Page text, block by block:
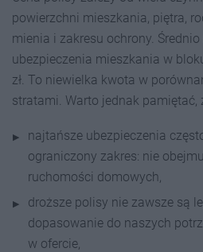
powierzchni mieszkania, piętra,
mienia i zakresu ochrony.
ubezpieczenia mieszkania w
zł. To niewielka kwota w
stratami. Warto jednak pamiętać,
najtańsze ubezpieczenia
ograniczony zakres: nie
ruchomości domowych,
droższe polisy nie zawsze są
dopasowanie do naszych
w ofercie,